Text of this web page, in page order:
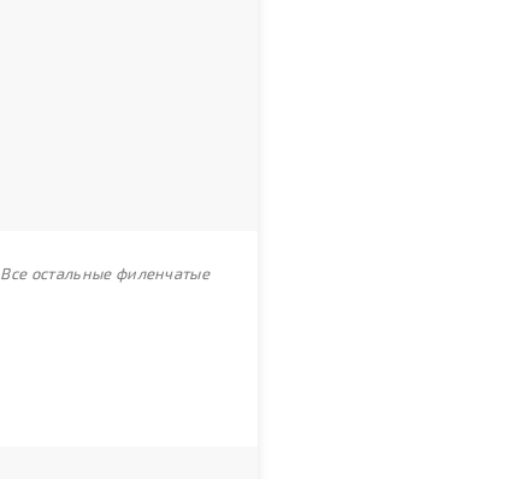
остальные филенчатые